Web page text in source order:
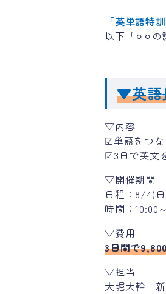
「英単語特
以下「⚪︎⚪︎
▼英語
▽内容
☑単語をつな
☑3日で英文
▽開催期間
日程：8/4(
時間：10:00
▽費用
3日間で
▽担当
大堀大幹 新